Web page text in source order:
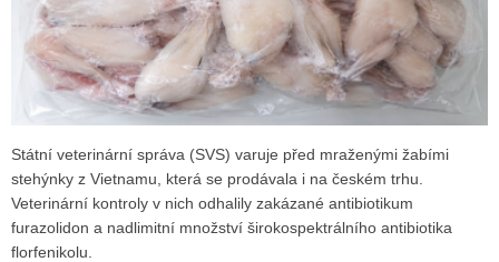
Státní veterinární správa (SVS) varuje před mraženými žabími
stehýnky z Vietnamu, která se prodávala i na českém trhu.
Veterinární kontroly v nich odhalily zakázané antibiotikum
furazolidon a nadlimitní množství širokospektrálního antibiotika
florfenikolu.